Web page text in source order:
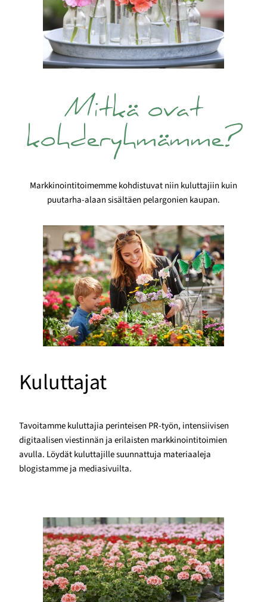
Mitkä ovat
kohderyhmämme?
Markkinointitoimemme kohdistuvat niin kuluttajiin kuin
puutarha-alaan sisältäen pelargonien kaupan.
Kuluttajat
Tavoitamme kuluttajia perinteisen PR-työn, intensiivisen
digitaalisen viestinnän ja erilaisten markkinointitoimien
avulla. Löydät kuluttajille suunnattuja materiaaleja
blogistamme ja mediasivuilta.